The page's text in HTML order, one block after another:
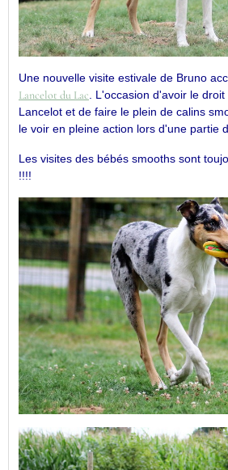
Une nouvelle visite estivale de Bruno
Lancelot du Lac . L'occasion d'avoir le
Lancelot et de faire le plein de calins
le voir en pleine action lors d'une partie
Les visites des bébés smooths sont
!!!!